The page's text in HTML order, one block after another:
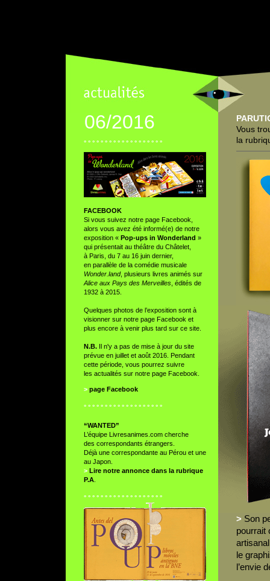
06/2016
° ° ° ° ° ° ° ° ° ° ° ° ° ° ° ° ° ° °
FACEBOOK
Si vous suivez notre page Facebook,
alors vous avez été informé(e) de notre
exposition « Pop-ups in Wonderland »
qui présentait au théâtre du Châtelet,
à Paris, du 7 au 16 juin dernier,
en parallèle de la comédie musicale
Wonder.land, plusieurs livres animés sur
Alice aux Pays des Merveilles, édités de
1932 à 2015.
Quelques photos de l’exposition sont à
visionner sur notre page Facebook et
plus encore à venir plus tard sur ce site.
N.B.Il n'y a pas de mise à jour du site
prévue en juillet et août 2016. Pendant
cette période, vous pourrez suivre
les actualités sur notre page Facebook.
> page Facebook
° ° ° ° ° ° ° ° ° ° ° ° ° ° ° ° ° ° °
“WANTED”
L’équipe Livresanimes.com cherche
des correspondants étrangers.
Déjà une correspondante au Pérou et une
au Japon.
>Lire notre annonce dans la rubrique
P.A.
° ° ° ° ° ° ° ° ° ° ° ° ° ° ° ° ° ° °
Vous
la
> Son
pourrait
le
l’envie